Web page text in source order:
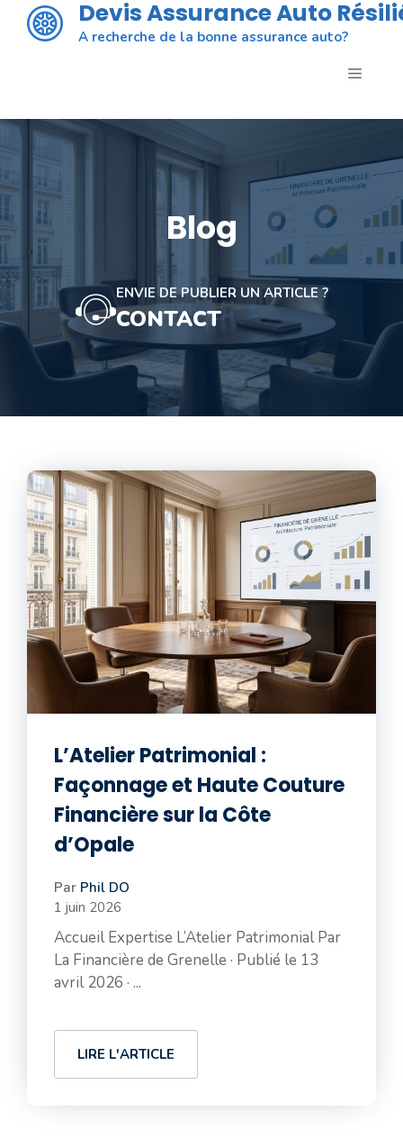
Aller
Devis Assurance Auto
A recherche de la bonne assurance auto?
MENU
Blog
ENVIE DE PUBLIER UN ARTICLE ?
CONTACT
L’Atelier Patrimonial :
Façonnage et Haute Couture
Financière sur la Côte
d’Opale
Par Phil DO
1 juin 2026
Accueil Expertise L’Atelier Patrimonial Par
La Financière de Grenelle · Publié le 13
avril 2026 · ...
LIRE L'ARTICLE